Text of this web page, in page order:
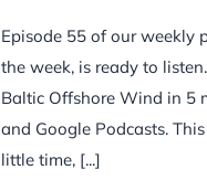
Episode 55 of our weekly
the week, is ready to
Baltic Offshore Wind in 5
and Google Podcasts.
little time, [...]